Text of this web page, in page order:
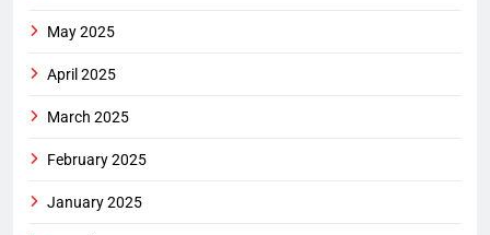
May 2025
April 2025
March 2025
February 2025
January 2025